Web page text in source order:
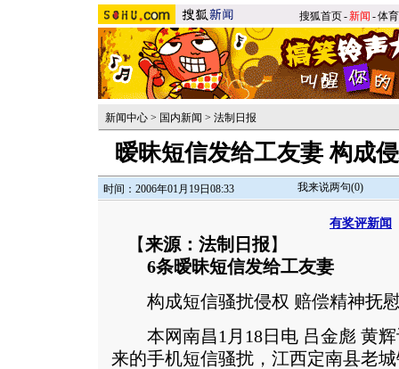
搜狐首页-新闻 -体育
新闻中心 > 国内新闻 > 法制日报
暧昧短信发给工友妻 构成
时间：2006年01月19日08:33 我来说两句(0)
有奖评新闻
【来源：法制日报 】
6条暧昧短信发给工友妻
构成短信骚扰侵权 赔偿精神抚
本网南昌1月18日电 吕金彪 黄辉
来的手机短信骚扰，江西定南县老